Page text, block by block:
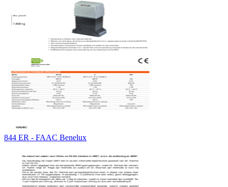
844 ER - FAAC Benelux